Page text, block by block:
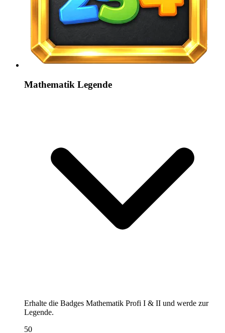
Mathematik Legende
Erhalte die Badges Mathematik Profi I & II und werde zur
Legende.
50